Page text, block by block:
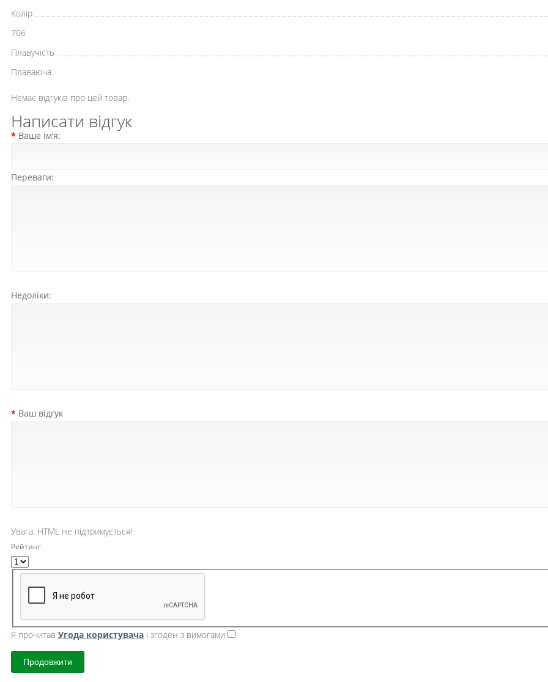
Колір
706
Плавучість
Плаваюча
Немає відгуків про цей товар.
Написати відгук
Ваше ім’я:
Переваги:
Недоліки:
Ваш відгук
Увага: HTML не підтримується!
Рейтинг
Я прочитав Угода користувача і згоден з вимогами
Продовжити